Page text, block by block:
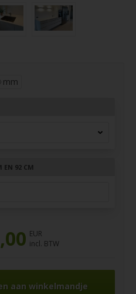
mm
EN 92 CM
EUR
incl. BTW